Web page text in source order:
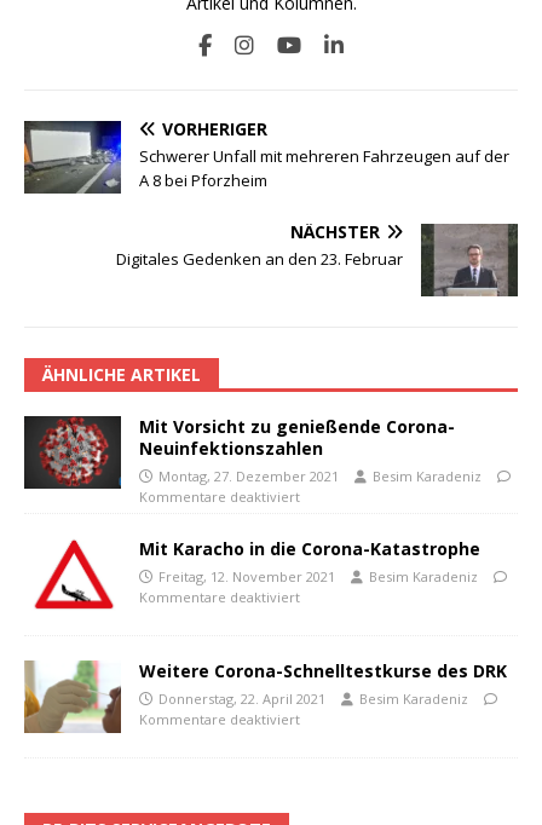
VORHERIGER
Schwerer Unfall mit mehreren Fahrzeugen auf der
A 8 bei Pforzheim
NÄCHSTER
Digitales Gedenken an den 23. Februar
ÄHNLICHE ARTIKEL
Mit Vorsicht zu genießende Corona-
Neuinfektionszahlen
Montag, 27. Dezember 2021
Besim Karadeniz
Kommentare deaktiviert
Mit Karacho in die Corona-Katastrophe
Freitag, 12. November 2021
Besim Karadeniz
Kommentare deaktiviert
Weitere Corona-Schnelltestkurse des DRK
Donnerstag, 22. April 2021
Besim Karadeniz
Kommentare deaktiviert